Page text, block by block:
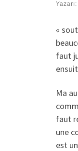
«
faut
Ma
faut
une
est